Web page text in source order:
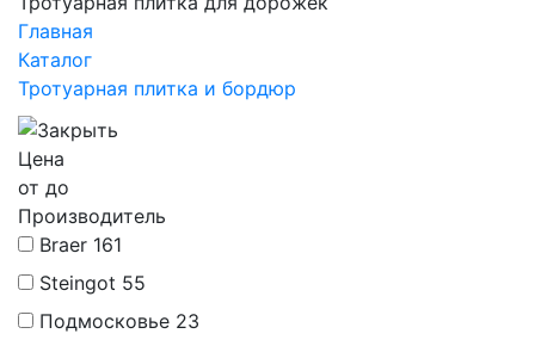
Главная
Каталог
Тротуарная плитка и бордюр
Цена
от до
Производитель
Braer 161
Steingot 55
Подмосковье 23